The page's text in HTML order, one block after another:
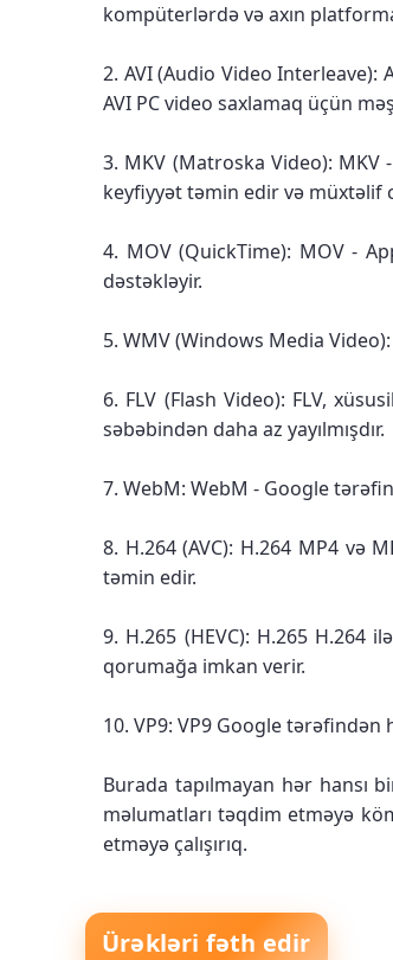
kompüterlərdə və axın
2. AVI (Audio Video
AVI PC video saxlamaq üçün
3. MKV (Matroska Video):
keyfiyyət təmin edir və müxtəlif
4. MOV (QuickTime): MOV -
dəstəkləyir.
5. WMV (Windows Media
6. FLV (Flash Video): FLV,
səbəbindən daha az yayılmışdır.
7. WebM: WebM - Google
8. H.264 (AVC): H.264 MP4 və
təmin edir.
9. H.265 (HEVC): H.265
qorumağa imkan verir.
10. VP9: VP9 Google
Burada tapılmayan hər hansı
məlumatları təqdim etməyə
etməyə çalışırıq.
Ürəkləri fəth edir